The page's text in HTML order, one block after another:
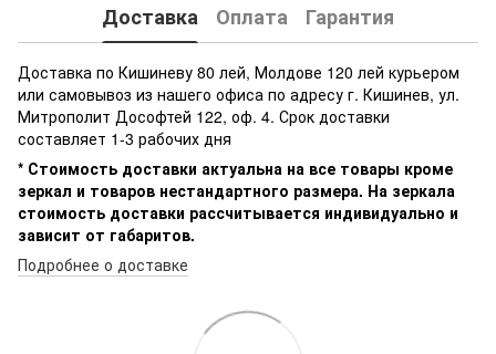
Доставка Оплата Гарантия
Доставка по Кишиневу 80 лей, Молдове 120 лей курьером
или самовывоз из нашего офиса по адресу г. Кишинев, ул.
Митрополит Дософтей 122, оф. 4. Срок доставки
составляет 1-3 рабочих дня
* Стоимость доставки актуальна на все товары кроме
зеркал и товаров нестандартного размера. На зеркала
стоимость доставки рассчитывается индивидуально и
зависит от габаритов.
Подробнее о доставке